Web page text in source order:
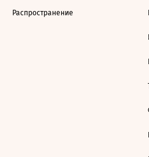
Распространение